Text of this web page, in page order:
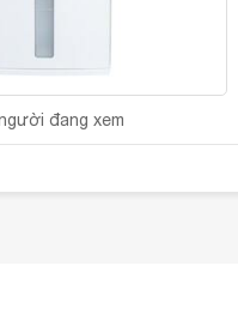
đang xem